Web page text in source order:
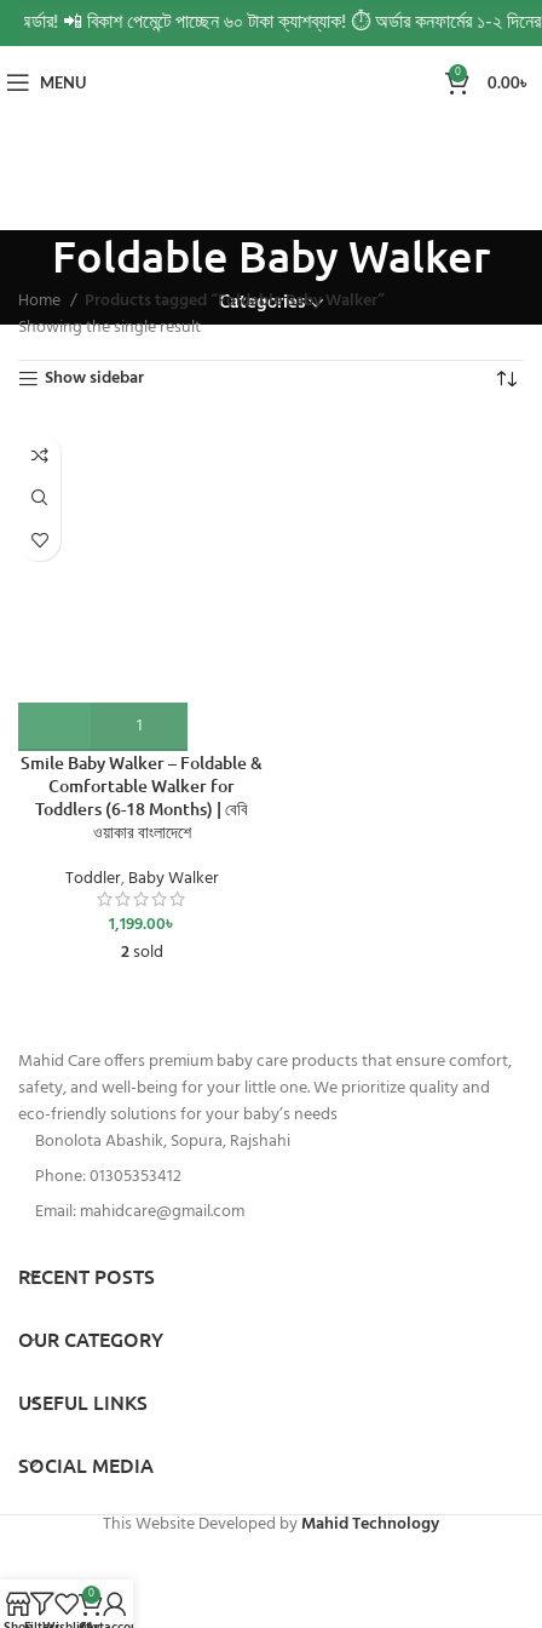
📲 বিকাশ পেমেন্টে পাচ্ছেন ৬০ টাকা ক্যাশব্যাক! ⏱️ অর্ডার কনফার্মের ১-২
MENU 0 0.00৳
Foldable Baby Walker
Categories
Home
Products tagged “Foldable Baby Walker”
Showing the single result
Show sidebar
Smile Baby Walker – Foldable &
Comfortable Walker for
Toddlers (6-18 Months) | বেবি
ওয়াকার বাংলাদেশে
Toddler,Baby Walker
1,199.00৳
2sold
Mahid Care offers premium baby care products that ensure comfort,
safety, and well-being for your little one. We prioritize quality and
eco-friendly solutions for your baby’s needs
Bonolota Abashik, Sopura, Rajshahi
Phone: 01305353412
Email:mahidcare@gmail.com
RECENT POSTS
OUR CATEGORY
USEFUL LINKS
SOCIAL MEDIA
This Website Developed byMahid Technology
0